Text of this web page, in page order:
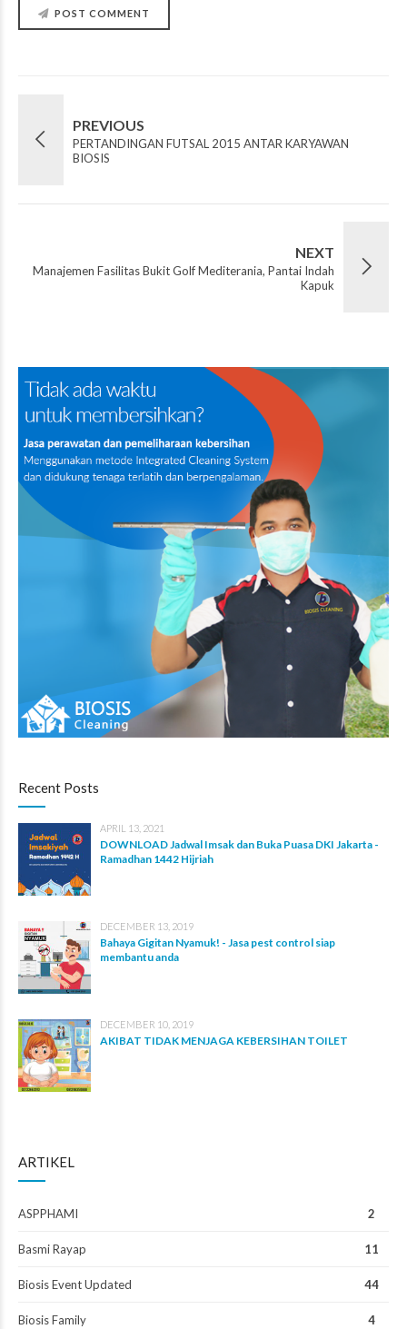
POST COMMENT
PREVIOUS
PERTANDINGAN FUTSAL 2015 ANTAR KARYAWAN
BIOSIS
NEXT
Manajemen Fasilitas Bukit Golf Mediterania, Pantai Indah
Kapuk
Recent Posts
APRIL 13, 2021
DOWNLOAD Jadwal Imsak dan Buka Puasa DKI Jakarta -
Ramadhan 1442 Hijriah
DECEMBER 13, 2019
Bahaya Gigitan Nyamuk! - Jasa pest control siap
membantu anda
DECEMBER 10, 2019
AKIBAT TIDAK MENJAGA KEBERSIHAN TOILET
ARTIKEL
ASPPHAMI 2
Basmi Rayap 11
Biosis Event Updated 44
Biosis Family 4